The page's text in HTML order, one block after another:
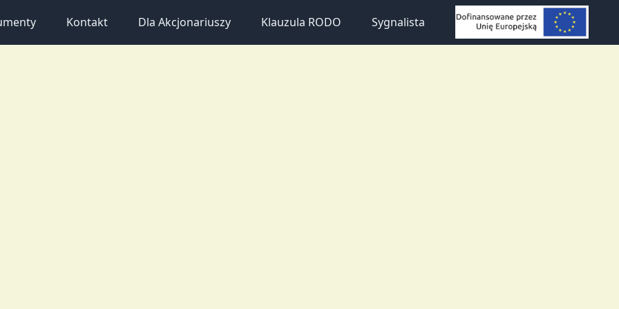
Kontakt Dla Akcjonariuszy Klauzula RODO Sygnalista